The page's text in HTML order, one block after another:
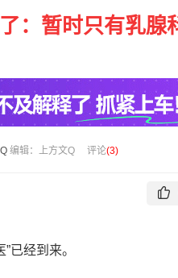
：暂时只有乳腺
编辑：上方文Q 评论(3)
已经到来。